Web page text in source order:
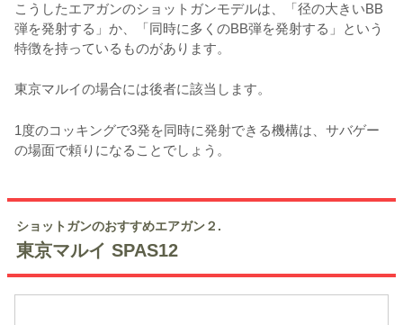
こうしたエアガンのショットガンモデルは、「径の大きいBB
弾を発射する」か、「同時に多くのBB弾を発射する」という
特徴を持っているものがあります。
東京マルイの場合には後者に該当します。
1度のコッキングで3発を同時に発射できる機構は、サバゲー
の場面で頼りになることでしょう。
ショットガンのおすすめエアガン２.
東京マルイ SPAS12